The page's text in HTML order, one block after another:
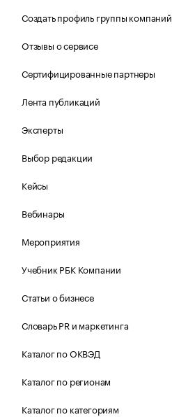
Создать профиль группы компаний
Отзывы о сервисе
Сертифицированные партнеры
Лента публикаций
Эксперты
Выбор редакции
Кейсы
Вебинары
Мероприятия
Учебник РБК Компании
Статьи о бизнесе
Словарь PR и маркетинга
Каталог по ОКВЭД
Каталог по регионам
Каталог по категориям